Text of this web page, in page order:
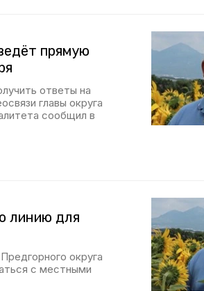
прямую
ответы на
главы округа
сообщил в
линию для
округа
с местными